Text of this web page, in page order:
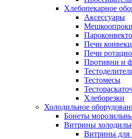
Хлебопекарное
Аксессуары
Печи
Печи
Противни и
Тестомесы
Хлеборезки
Холодильное
Бонеты
Витрины
Витрины для